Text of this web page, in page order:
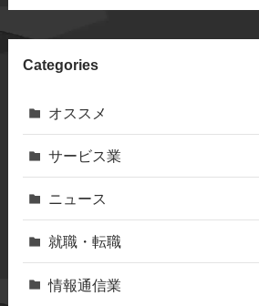
Categories
オススメ
サービス業
ニュース
就職・転職
情報通信業